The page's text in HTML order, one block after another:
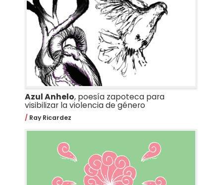
Azul Anhelo, poesía zapoteca para
visibilizar la violencia de género
Ray Ricardez